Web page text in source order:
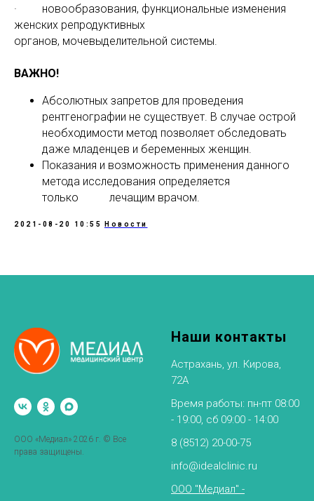
· новообразования, функциональные изменения
женских репродуктивных
органов, мочевыделительной системы.
ВАЖНО!
Абсолютных запретов для проведения
рентгенографии не существует. В случае острой
необходимости метод позволяет обследовать
даже младенцев и беременных женщин.
Показания и возможность применения данного
метода исследования определяется
только лечащим врачом.
2021-08-20 10:55 Новости
ООО «Медиал» 2026 г. © Все
права защищены.
Наши контакты
Астрахань, ул. Кирова,
72А
Время работы: пн-пт 08:00
- 19:00, сб 09:00 - 14:00
8 (8512) 20-00-75
info@idealclinic.ru
ООО "Медиал" -